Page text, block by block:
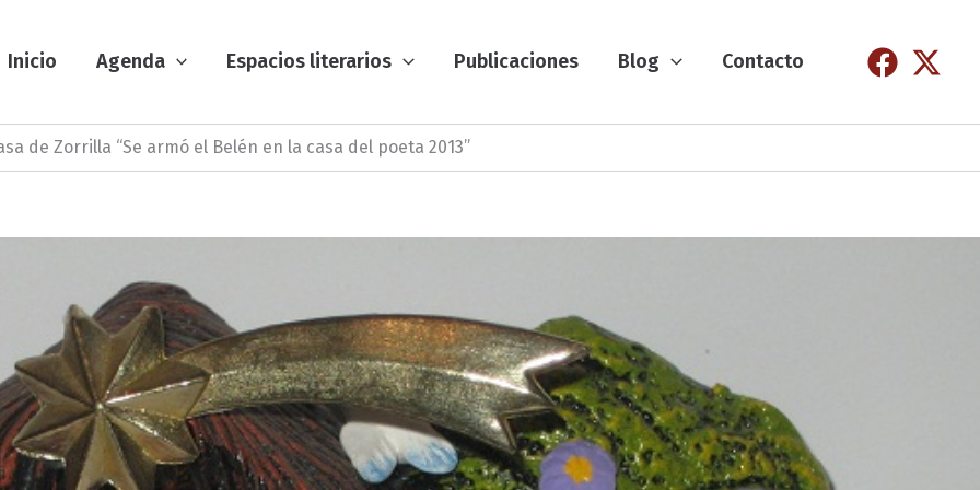
Inicio Agenda Espacios literarios Publicaciones Blog Contacto
de Zorrilla “Se armó el Belén en la casa del poeta 2013”